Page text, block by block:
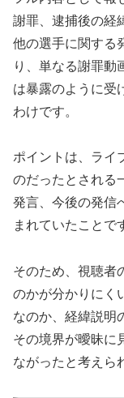
謝罪、逮捕後の経
他の選手に関する
り、単なる謝罪動
は暴露のように受
わけです。
ポイントは、ライ
のだったとされる
発言、今後の発信
まれていたことで
そのため、視聴者
のかが分かりにく
なのか、経緯説明
その境界が曖昧に
ながったと考えら